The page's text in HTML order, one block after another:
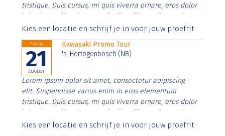
tristique. Duis cursus, mi quis viverra ornare, eros dolor
interdum nulla, ut commodo diam libero vitae erat.
Aenean faucibus nibh et justo cursus id rutrum lorem
Kies een locatie en schrijf je in voor jouw proefrit
Friday
21
AUGUST
Kawasaki Promo Tour
's-Hertogenbosch (NB)
Lorem ipsum dolor sit amet, consectetur adipiscing
elit. Suspendisse varius enim in eros elementum
tristique. Duis cursus, mi quis viverra ornare, eros dolor
interdum nulla, ut commodo diam libero vitae erat.
Aenean faucibus nibh et justo cursus id rutrum lorem
Kies een locatie en schrijf je in voor jouw proefrit